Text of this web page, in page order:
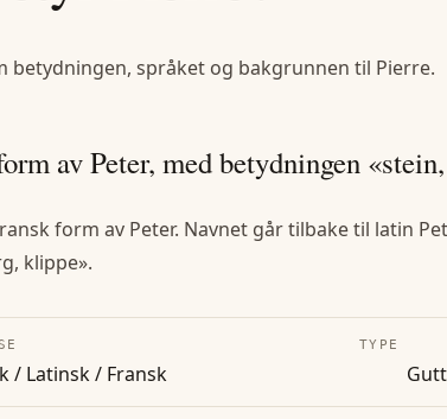
betydningen, språket og bakgrunnen til Pierre.
av Peter, med betydningen
form av Peter. Navnet går tilbake til latin
klippe».
/ Latinsk / Fransk
TYPE